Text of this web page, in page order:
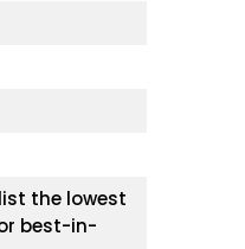
the lowest
best-in-